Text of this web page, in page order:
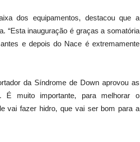
dos equipamentos, destacou que a
“Esta inauguração é graças a somatória
e depois do Nace é extremamente
da Síndrome de Down aprovou as
muito importante, para melhorar o
vai fazer hidro, que vai ser bom para a